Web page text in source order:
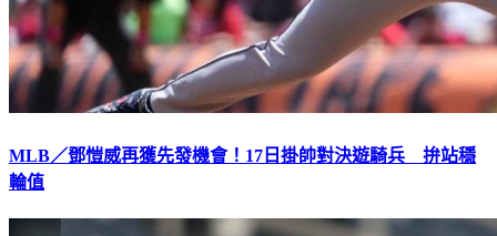
MLB／鄧愷威再獲先發機會！17日掛帥對決遊騎兵 拚站穩
輪值